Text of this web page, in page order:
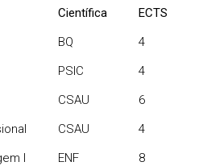
Científica
ECTS
BQ
4
PSIC
4
CSAU
6
CSAU
4
I
ENF
8